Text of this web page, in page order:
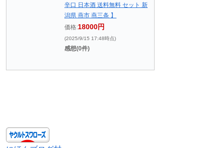
辛口 日本酒 送料無料 セット 新
潟県 燕市 燕三条 】
価格:18000円
(2025/9/15 17:48時点)
感想(0件)